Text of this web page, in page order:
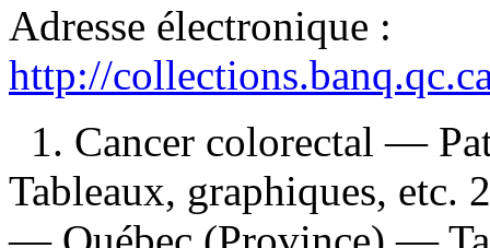
Adresse électronique :
http://
1. Cancer colorectal —
Tableaux, graphiques, etc.